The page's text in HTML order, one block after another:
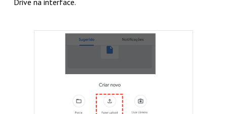
Drive na interface.